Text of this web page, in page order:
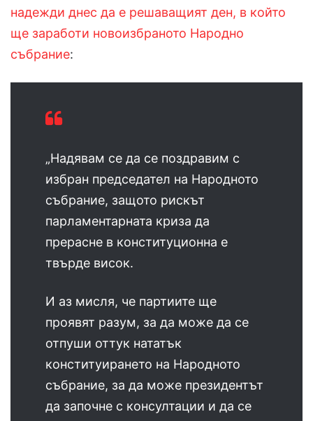
надежди днес да е решаващият ден, в който
ще заработи новоизбраното Народно
събрание:
„Надявам се да се поздравим с
избран председател на Народното
събрание, защото рискът
парламентарната криза да
прерасне в конституционна е
твърде висок.
И аз мисля, че партиите ще
проявят разум, за да може да се
отпуши оттук нататък
конституирането на Народното
събрание, за да може президентът
да започне с консултации и да се